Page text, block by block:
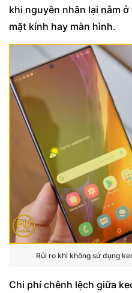
khi nguyên nhân lại nằm
mặt kính hay màn hình.
Rủi ro khi không sử dụng
Chi phí chênh lệch giữa